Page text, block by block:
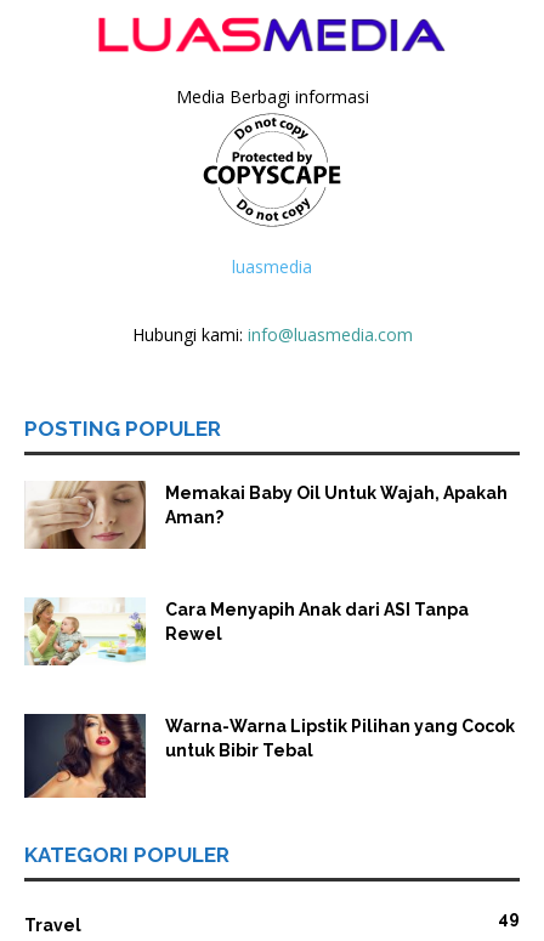
Media Berbagi informasi
luasmedia
Hubungi kami: info@luasmedia.com
POSTING POPULER
Memakai Baby Oil Untuk Wajah, Apakah
Aman?
Cara Menyapih Anak dari ASI Tanpa
Rewel
Warna-Warna Lipstik Pilihan yang Cocok
untuk Bibir Tebal
KATEGORI POPULER
Travel 49